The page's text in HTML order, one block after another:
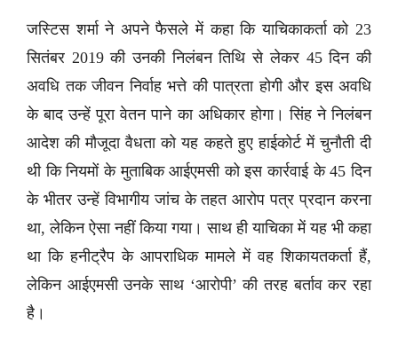
जस्टिस शर्मा ने अपने फैसले में कहा कि याचिकाकर्ता को 23
सितंबर 2019 की उनकी निलंबन तिथि से लेकर 45 दिन की
अवधि तक जीवन निर्वाह भत्ते की पात्रता होगी और इस अवधि
के बाद उन्हें पूरा वेतन पाने का अधिकार होगा। सिंह ने निलंबन
आदेश की मौजूदा वैधता को यह कहते हुए हाईकोर्ट में चुनौती दी
थी कि नियमों के मुताबिक आईएमसी को इस कार्रवाई के 45 दिन
के भीतर उन्हें विभागीय जांच के तहत आरोप पत्र प्रदान करना
था, लेकिन ऐसा नहीं किया गया। साथ ही याचिका में यह भी कहा
था कि हनीट्रैप के आपराधिक मामले में वह शिकायतकर्ता हैं,
लेकिन आईएमसी उनके साथ ‘आरोपी’ की तरह बर्ताव कर रहा
है।